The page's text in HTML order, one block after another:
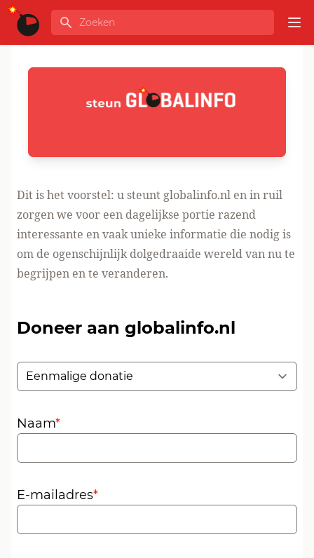
Ga naar de inhoud
GLOBALINFO
Zoeken
Steun GLOBALINFO.nl
Dit is het voorstel: u steunt globalinfo.nl en in ruil
zorgen we voor een dagelijkse portie razend
interessante en vaak unieke informatie die nodig is
om de ogenschijnlijk dolgedraaide wereld van nu te
begrijpen en te veranderen.
Doneer aan globalinfo.nl
Naam*
E-mailadres*